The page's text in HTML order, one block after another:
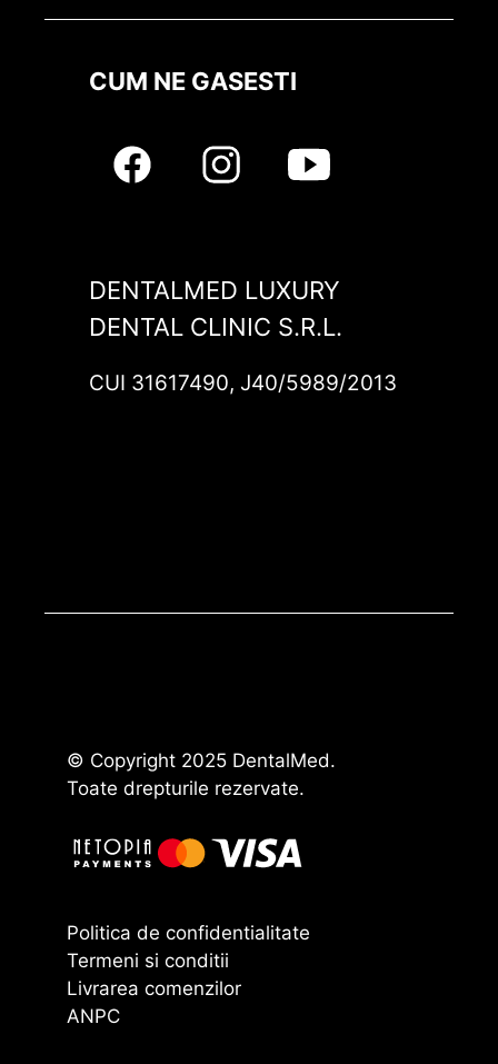
CUM NE GASESTI
DENTALMED LUXURY
DENTAL CLINIC S.R.L.
CUI 31617490, J40/5989/2013
© Copyright 2025 DentalMed.
Toate drepturile rezervate.
Politica de confidentialitate
Termeni si conditii
Livrarea comenzilor
ANPC